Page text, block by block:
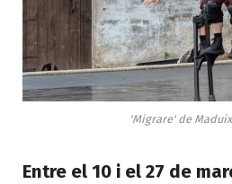
'Migrare' de
Entre el 10 i el 27 de